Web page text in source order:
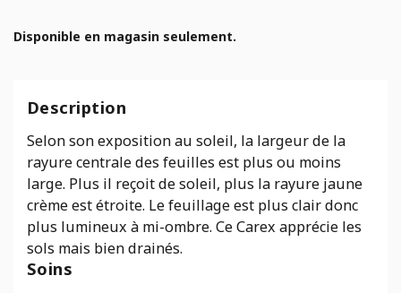
Disponible en magasin seulement.
Description
Selon son exposition au soleil, la largeur de la
rayure centrale des feuilles est plus ou moins
large. Plus il reçoit de soleil, plus la rayure jaune
crème est étroite. Le feuillage est plus clair donc
plus lumineux à mi-ombre. Ce Carex apprécie les
sols mais bien drainés.
Soins